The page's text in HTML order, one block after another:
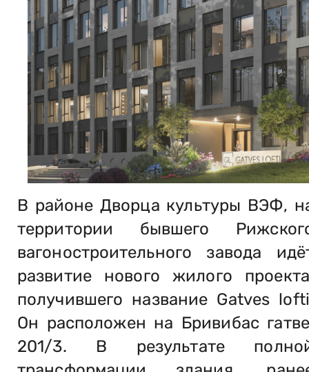
В районе Дворца культуры ВЭФ,
территории бывшего
вагоностроительного завода
развитие нового жилого
получившего название Gatves
Он расположен на Бривибас
201/3. В результате